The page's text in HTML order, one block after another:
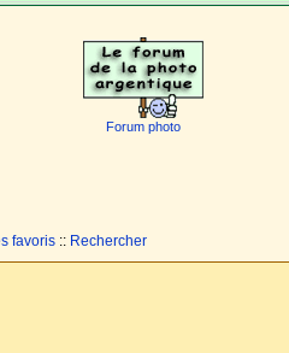
Forum photo
favoris :: Rechercher